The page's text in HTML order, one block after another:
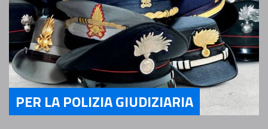
PER LA POLIZIA GIUDIZIARIA